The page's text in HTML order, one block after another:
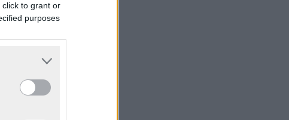
to grant or
purposes